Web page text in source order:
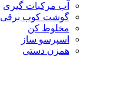
آب مرکبات گیری
گوشت کوب برقی
مخلوط کن
اسپرسو ساز
همزن دستی